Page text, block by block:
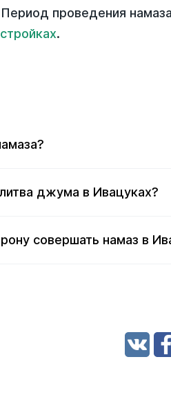
проведения
.
джума в Ивацуках?
совершать намаз в